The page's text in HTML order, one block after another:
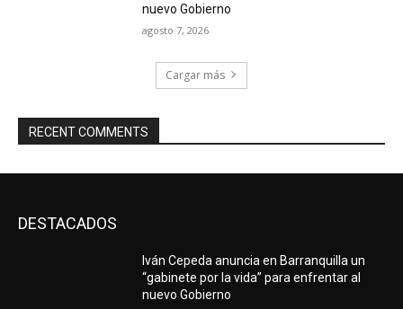
nuevo Gobierno
agosto 7, 2026
Cargar más
RECENT COMMENTS
DESTACADOS
Iván Cepeda anuncia en Barranquilla un
“gabinete por la vida” para enfrentar al
nuevo Gobierno